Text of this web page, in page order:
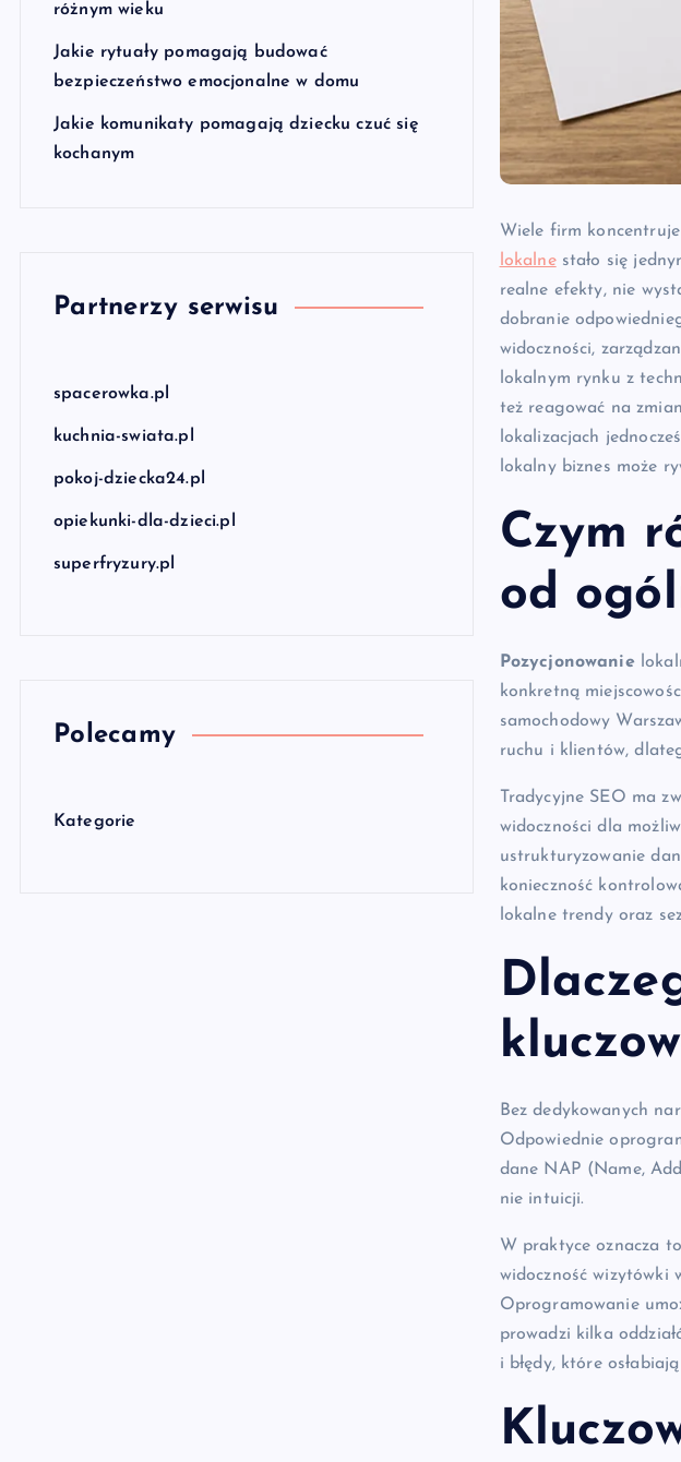
różnym wieku
Jakie rytuały pomagają budować
bezpieczeństwo emocjonalne w domu
Jakie komunikaty pomagają dziecku czuć się
kochanym
Partnerzy serwisu
spacerowka.pl
kuchnia-swiata.pl
pokoj-dziecka24.pl
opiekunki-dla-dzieci.pl
superfryzury.pl
Polecamy
Kategorie
Wiele firm
lokalnestało się
realne efekty, nie
dobranie
widoczności,
lokalnym rynku z
też reagować na
lokalizacjach
lokalny biznes może
Czym
od
Pozycjonowanie
konkretną
samochodowy
ruchu i klientów,
Tradycyjne SEO ma
widoczności dla
ustrukturyzowanie
konieczność
lokalne trendy oraz
Bez dedykowanych
Odpowiednie
dane NAP (Name,
nie intuicji.
W praktyce oznacza
widoczność wizytówki
Oprogramowanie
prowadzi kilka
i błędy, które